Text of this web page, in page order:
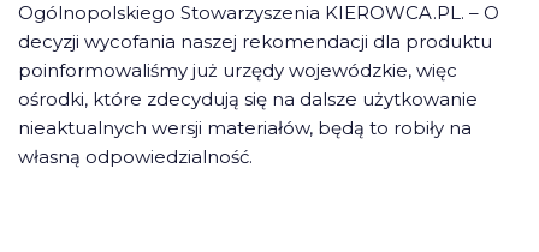
Ogólnopolskiego Stowarzyszenia KIEROWCA.PL. – O
decyzji wycofania naszej rekomendacji dla produktu
poinformowaliśmy już urzędy wojewódzkie, więc
ośrodki, które zdecydują się na dalsze użytkowanie
nieaktualnych wersji materiałów, będą to robiły na
własną odpowiedzialność.